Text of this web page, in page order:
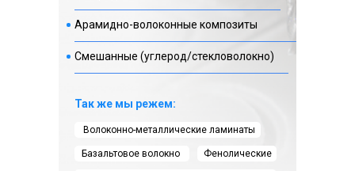
Арамидно-волоконные композиты
Смешанные (углерод/стекловолокно)
Так же мы режем:
Волоконно-металлические ламинаты
Фенолические
Базальтовое волокно